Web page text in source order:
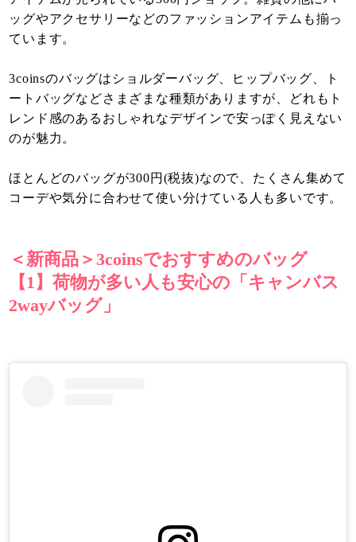
ッグやアクセサリーなどのファッションアイテムも揃っ
ています。
3coinsのバッグはショルダーバッグ、ヒップバッグ、ト
ートバッグなどさまざまな種類がありますが、どれもト
レンド感のあるおしゃれなデザインで安っぽく見えない
のが魅力。
ほとんどのバッグが300円(税抜)なので、たくさん集めて
コーデや気分に合わせて使い分けている人も多いです。
＜新商品＞3coinsでおすすめのバッグ
【1】荷物が多い人も安心の「キャンバス
2wayバッグ」